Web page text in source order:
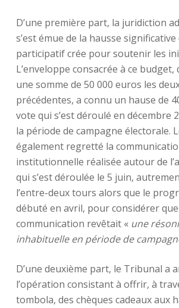
D’une première part, la juridiction
s’est émue de la hausse
participatif crée pour soutenir les
L’enveloppe consacrée à ce
une somme de 50 000 euros les
précédentes, a connu un hause de
vote qui s’est déroulé en décembre
la période de campagne électorale.
également regretté la
institutionnelle réalisée autour de
qui s’est déroulée le 5 juin,
l’entre-deux tours alors que le
débuté en avril, pour considérer
communication revêtait « une
inhabituelle en période de
D’une deuxième part, le Tribunal a
l’opération consistant à offrir, à
tombola, des chèques cadeaux aux